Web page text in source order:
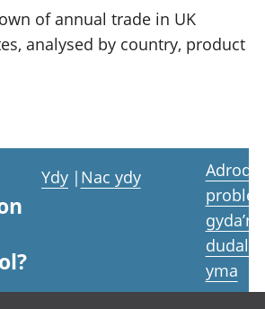
of annual trade in UK
analysed by country, product
Ydy | Nac ydy
Adrodd
gyda’r
yma